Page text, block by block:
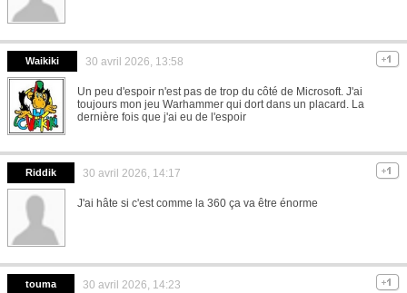
Waikiki 30 avril 2026, 13:58
Un peu d'espoir n'est pas de trop du côté de Microsoft. J'ai
toujours mon jeu Warhammer qui dort dans un placard. La
dernière fois que j'ai eu de l'espoir
Riddik 30 avril 2026, 14:17
J'ai hâte si c'est comme la 360 ça va être énorme
touma 30 avril 2026, 14:23